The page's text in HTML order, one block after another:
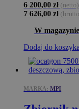
6 200,00 zł (netto)
7 626,00 zł
W magazynie
Dodaj do koszyka
MARKA: MPI